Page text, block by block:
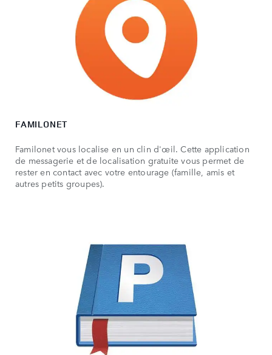
FAMILONET
Familonet vous localise en un clin d'œil. Cette application
de messagerie et de localisation gratuite vous permet de
rester en contact avec votre entourage (famille, amis et
autres petits groupes).